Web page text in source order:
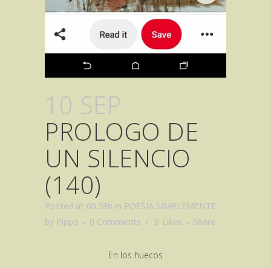
10 SEP
PROLOGO DE
UN SILENCIO
(140)
Posted at 00:38h in POESÍA SIMPLEMENTE
by Pippo 0 Comments 0 Likes Share
En los huecos